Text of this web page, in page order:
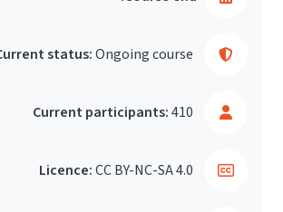
status:Ongoing course
Current participants:410
Licence:CC BY-NC-SA 4.0